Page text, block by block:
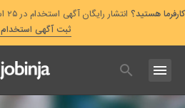
کارفرما هستید؟ انتشار رایگان آگهی استخدام در ۲۵ استان و ۲۶ دسته‌بندی شغلی
ثبت آگهی استخدام